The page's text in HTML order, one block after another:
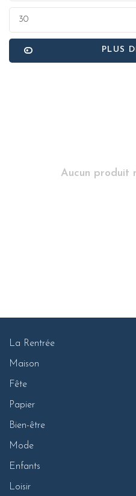
30
PLUS
Aucun produit
La Rentrée
Maison
Fête
Papier
Bien-être
Mode
Enfants
Loisir